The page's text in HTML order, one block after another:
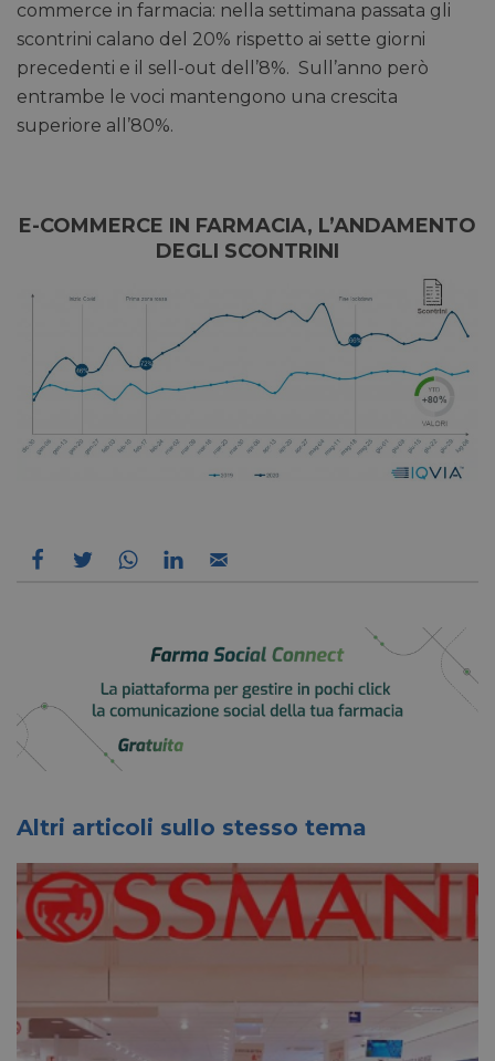
commerce in farmacia: nella settimana passata gli
scontrini calano del 20% rispetto ai sette giorni
precedenti e il sell-out dell’8%. Sull’anno però
entrambe le voci mantengono una crescita
superiore all’80%.
E-COMMERCE IN FARMACIA, L’ANDAMENTO
DEGLI SCONTRINI
Altri articoli sullo stesso tema